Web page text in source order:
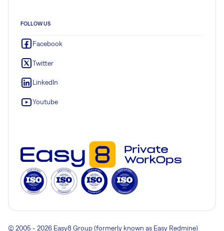
FOLLOW US
Facebook
Twitter
LinkedIn
Youtube
© 2005 - 2026 Easy8 Group (formerly known as Easy Redmine)